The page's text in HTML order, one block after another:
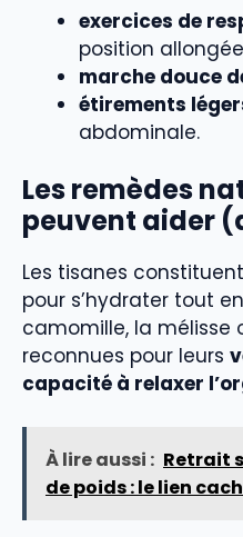
exercices de
position
marche douce
étirements
abdominale.
Les remèdes
peuvent aider
Les tisanes
pour s’hydrater tout
camomille, la mélisse
reconnues pour leurs
capacité à relaxer
À lire aussi : Retrait
de poids : le lien